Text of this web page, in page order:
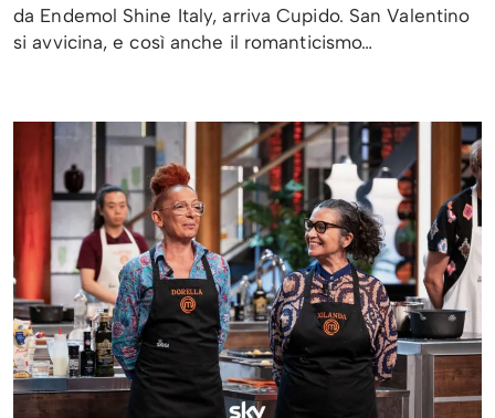
da Endemol Shine Italy, arriva Cupido. San Valentino
si avvicina, e così anche il romanticismo…